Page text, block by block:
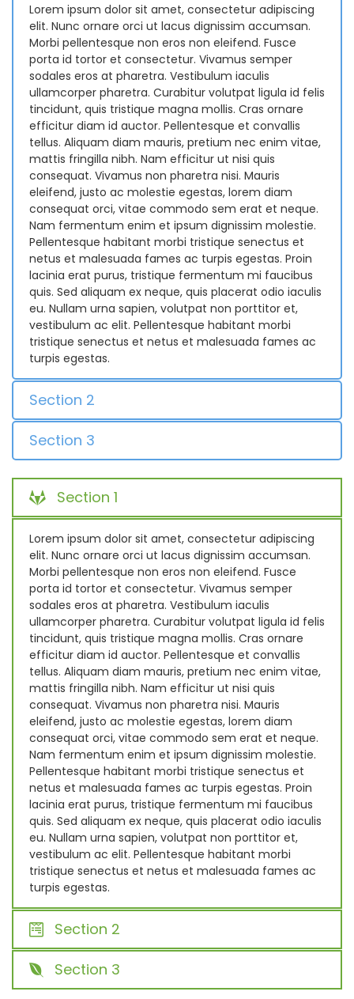
Lorem ipsum dolor sit amet, consectetur adipiscing
elit. Nunc ornare orci ut lacus dignissim accumsan.
Morbi pellentesque non eros non eleifend. Fusce
porta id tortor et consectetur. Vivamus semper
sodales eros at pharetra. Vestibulum iaculis
ullamcorper pharetra. Curabitur volutpat ligula id felis
tincidunt, quis tristique magna mollis. Cras ornare
efficitur diam id auctor. Pellentesque et convallis
tellus. Aliquam diam mauris, pretium nec enim vitae,
mattis fringilla nibh. Nam efficitur ut nisi quis
consequat. Vivamus non pharetra nisi. Mauris
eleifend, justo ac molestie egestas, lorem diam
consequat orci, vitae commodo sem erat et neque.
Nam fermentum enim et ipsum dignissim molestie.
Pellentesque habitant morbi tristique senectus et
netus et malesuada fames ac turpis egestas. Proin
lacinia erat purus, tristique fermentum mi faucibus
quis. Sed aliquam ex neque, quis placerat odio iaculis
eu. Nullam urna sapien, volutpat non porttitor et,
vestibulum ac elit. Pellentesque habitant morbi
tristique senectus et netus et malesuada fames ac
turpis egestas.
Section 2
Section 3
Section 1
Lorem ipsum dolor sit amet, consectetur adipiscing
elit. Nunc ornare orci ut lacus dignissim accumsan.
Morbi pellentesque non eros non eleifend. Fusce
porta id tortor et consectetur. Vivamus semper
sodales eros at pharetra. Vestibulum iaculis
ullamcorper pharetra. Curabitur volutpat ligula id felis
tincidunt, quis tristique magna mollis. Cras ornare
efficitur diam id auctor. Pellentesque et convallis
tellus. Aliquam diam mauris, pretium nec enim vitae,
mattis fringilla nibh. Nam efficitur ut nisi quis
consequat. Vivamus non pharetra nisi. Mauris
eleifend, justo ac molestie egestas, lorem diam
consequat orci, vitae commodo sem erat et neque.
Nam fermentum enim et ipsum dignissim molestie.
Pellentesque habitant morbi tristique senectus et
netus et malesuada fames ac turpis egestas. Proin
lacinia erat purus, tristique fermentum mi faucibus
quis. Sed aliquam ex neque, quis placerat odio iaculis
eu. Nullam urna sapien, volutpat non porttitor et,
vestibulum ac elit. Pellentesque habitant morbi
tristique senectus et netus et malesuada fames ac
turpis egestas.
Section 2
Section 3